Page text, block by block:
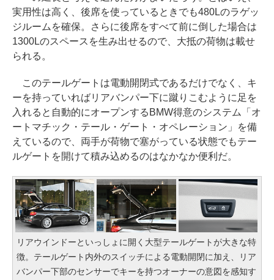
実用性は高く、後席を使っているときでも480Lのラゲッ
ジルームを確保。さらに後席をすべて前に倒した場合は
1300Lのスペースを生み出せるので、大抵の荷物は載せ
られる。
このテールゲートは電動開閉式であるだけでなく、キ
ーを持っていればリアバンパー下に蹴りこむように足を
入れると自動的にオープンするBMW得意のシステム「オ
ートマチック・テール・ゲート・オペレーション」を備
えているので、両手が荷物で塞がっている状態でもテー
ルゲートを開けて積み込めるのはなかなか便利だ。
リアウインドーといっしょに開く大型テールゲートが大きな特
徴。テールゲート内外のスイッチによる電動開閉に加え、リア
バンパー下部のセンサーでキーを持つオーナーの意図を感知す